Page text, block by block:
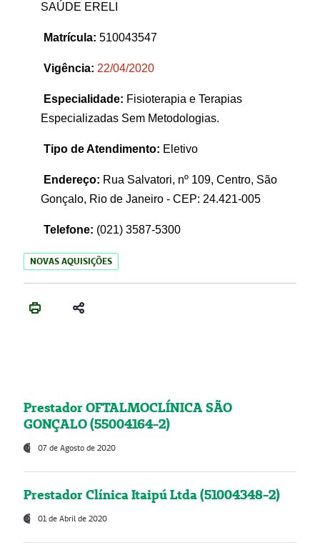
SAÚDE ERELI
Matrícula: 510043547
Vigência: 22/04/2020
Especialidade: Fisioterapia e Terapias
Especializadas Sem Metodologias.
Tipo de Atendimento: Eletivo
Endereço: Rua Salvatori, nº 109, Centro, São
Gonçalo, Rio de Janeiro - CEP: 24.421-005
Telefone: (021) 3587-5300
NOVAS AQUISIÇÕES
Prestador OFTALMOCLÍNICA SÃO
GONÇALO (55004164-2)
07 de Agosto de 2020
Prestador Clínica Itaipú Ltda (51004348-2)
01 de Abril de 2020